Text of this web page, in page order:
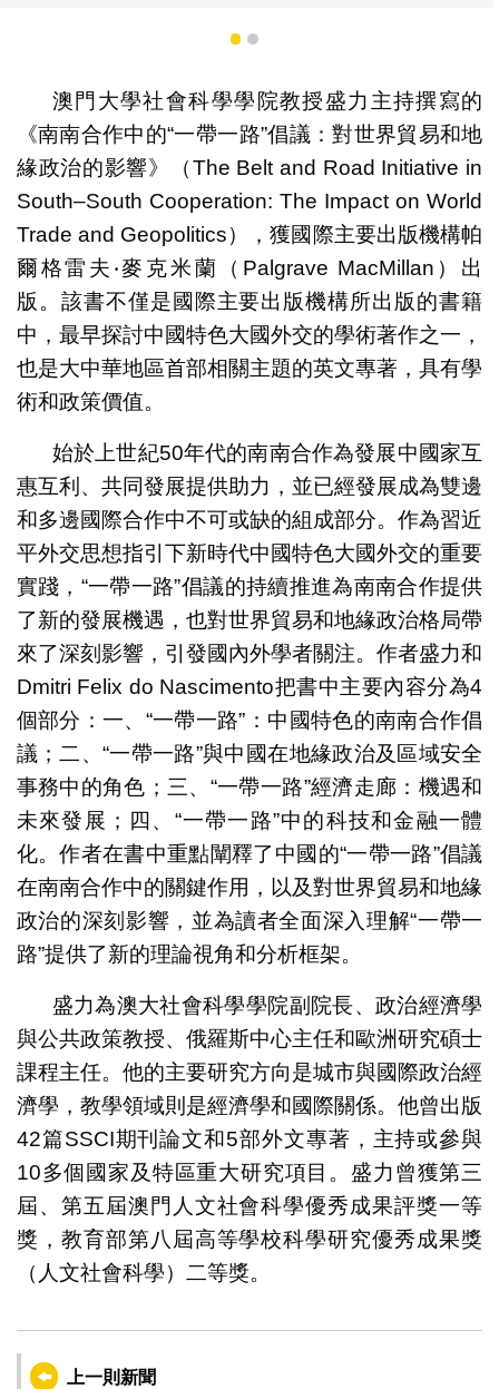
1 2
澳門大學社會科學學院教授盛力主持撰寫的
《南南合作中的“一帶一路”倡議：對世界貿易和地
緣政治的影響》（The Belt and Road Initiative in
South­­­–South Cooperation: The Impact on World
Trade and Geopolitics），獲國際主要出版機構帕
爾格雷夫‧麥克米蘭（Palgrave MacMillan）出
版。該書不僅是國際主要出版機構所出版的書籍
中，最早探討中國特色大國外交的學術著作之一，
也是大中華地區首部相關主題的英文專著，具有學
術和政策價值。
始於上世紀50年代的南南合作為發展中國家互
惠互利、共同發展提供助力，並已經發展成為雙邊
和多邊國際合作中不可或缺的組成部分。作為習近
平外交思想指引下新時代中國特色大國外交的重要
實踐，“一帶一路”倡議的持續推進為南南合作提供
了新的發展機遇，也對世界貿易和地緣政治格局帶
來了深刻影響，引發國內外學者關注。作者盛力和
Dmitri Felix do Nascimento把書中主要內容分為4
個部分：一、“一帶一路”：中國特色的南南合作倡
議；二、“一帶一路”與中國在地緣政治及區域安全
事務中的角色；三、“一帶一路”經濟走廊：機遇和
未來發展；四、“一帶一路”中的科技和金融一體
化。作者在書中重點闡釋了中國的“一帶一路”倡議
在南南合作中的關鍵作用，以及對世界貿易和地緣
政治的深刻影響，並為讀者全面深入理解“一帶一
路”提供了新的理論視角和分析框架。
盛力為澳大社會科學學院副院長、政治經濟學
與公共政策教授、俄羅斯中心主任和歐洲研究碩士
課程主任。他的主要研究方向是城市與國際政治經
濟學，教學領域則是經濟學和國際關係。他曾出版
42篇SSCI期刊論文和5部外文專著，主持或參與
10多個國家及特區重大研究項目。盛力曾獲第三
屆、第五屆澳門人文社會科學優秀成果評獎一等
獎，教育部第八屆高等學校科學研究優秀成果獎
（人文社會科學）二等獎。
上一則新聞